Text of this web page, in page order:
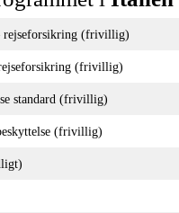
rejseforsikring (frivillig)
(frivillig)
standard (frivillig)
(frivillig)